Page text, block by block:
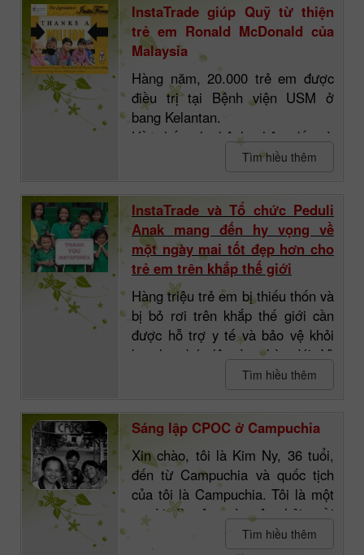
InstaTrade giúp Quỹ từ thiện
trẻ em Ronald McDonald của
Malaysia
Hàng năm, 20.000 trẻ em được
điều trị tại Bệnh viện USM ở
bang Kelantan.
Hầu hết các bệnh nhân đến từ
các bang khác như Terengganu
Đường đến bệnh viện mất hơn 2
giờ, và hầu hết trẻ em đều thuộc
gia đình có thu nhập thấp.
Hơn nữa, chi phí điều trị cao.
Cha mẹ không có điều kiện đến
thăm con cái liên tục.
Tìm hiều thêm
InstaTrade và Tổ chức Peduli
Anak mang đến hy vọng về
một ngày mai tốt đẹp hơn cho
trẻ em trên khắp thế giới
Hàng triệu trẻ em bị thiếu thốn và
bị bỏ rơi trên khắp thế giới cần
được hỗ trợ y tế và bảo vệ khỏi
bạo lực, bóc lột và nghèo đói. Vì
lý do này, từ thiện đã trở thành
một hiện tượng xã hội phổ biến.
Đáp ứng nhu cầu của trẻ em là
cơ hội để chúng tôi tạo nên một
điều kỳ diệu nho nhỏ. Điều quan
trọng nhất là đừng thờ ơ vì cùng
nhau chúng ta có thể làm được
nhiều điều tốt.
Tìm hiều thêm
Sáng lập CPOC ở Campuchia
Xin chào, tôi là Kim Ny, 36 tuổi,
đến từ Campuchia và quốc tịch
của tôi là Campuchia. Tôi là một
người đàn ông tàn tật phải ngồi
trên xe lăn trong suốt quãng đời
Tìm hiều thêm